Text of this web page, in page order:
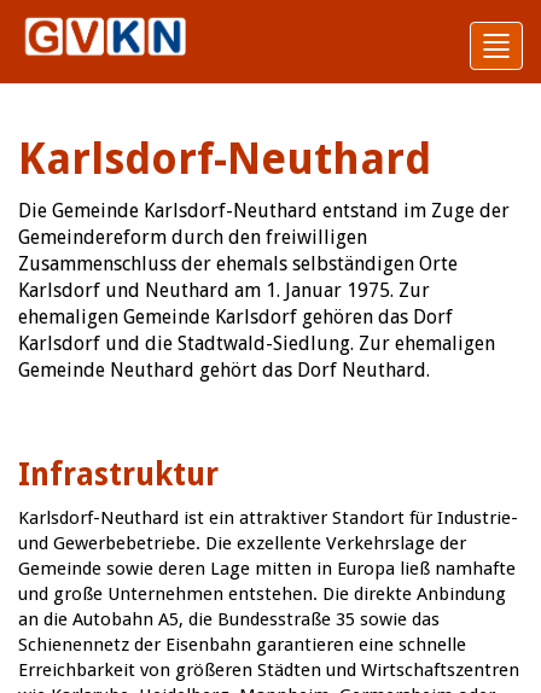
Karlsdorf-Neuthard
Die Gemeinde Karlsdorf-Neuthard entstand im Zuge der
Gemeindereform durch den freiwilligen
Zusammenschluss der ehemals selbständigen Orte
Karlsdorf und Neuthard am 1. Januar 1975. Zur
ehemaligen Gemeinde Karlsdorf gehören das Dorf
Karlsdorf und die Stadtwald-Siedlung. Zur ehemaligen
Gemeinde Neuthard gehört das Dorf Neuthard.
Infrastruktur
Karlsdorf-Neuthard ist ein attraktiver Standort für Industrie-
und Gewerbebetriebe. Die exzellente Verkehrslage der
Gemeinde sowie deren Lage mitten in Europa ließ namhafte
und große Unternehmen entstehen. Die direkte Anbindung
an die Autobahn A5, die Bundesstraße 35 sowie das
Schienennetz der Eisenbahn garantieren eine schnelle
Erreichbarkeit von größeren Städten und Wirtschaftszentren